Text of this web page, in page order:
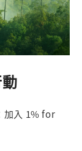
加入 1% for